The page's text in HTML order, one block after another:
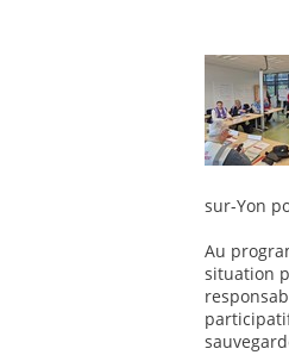
sur-Yon
Au
situation